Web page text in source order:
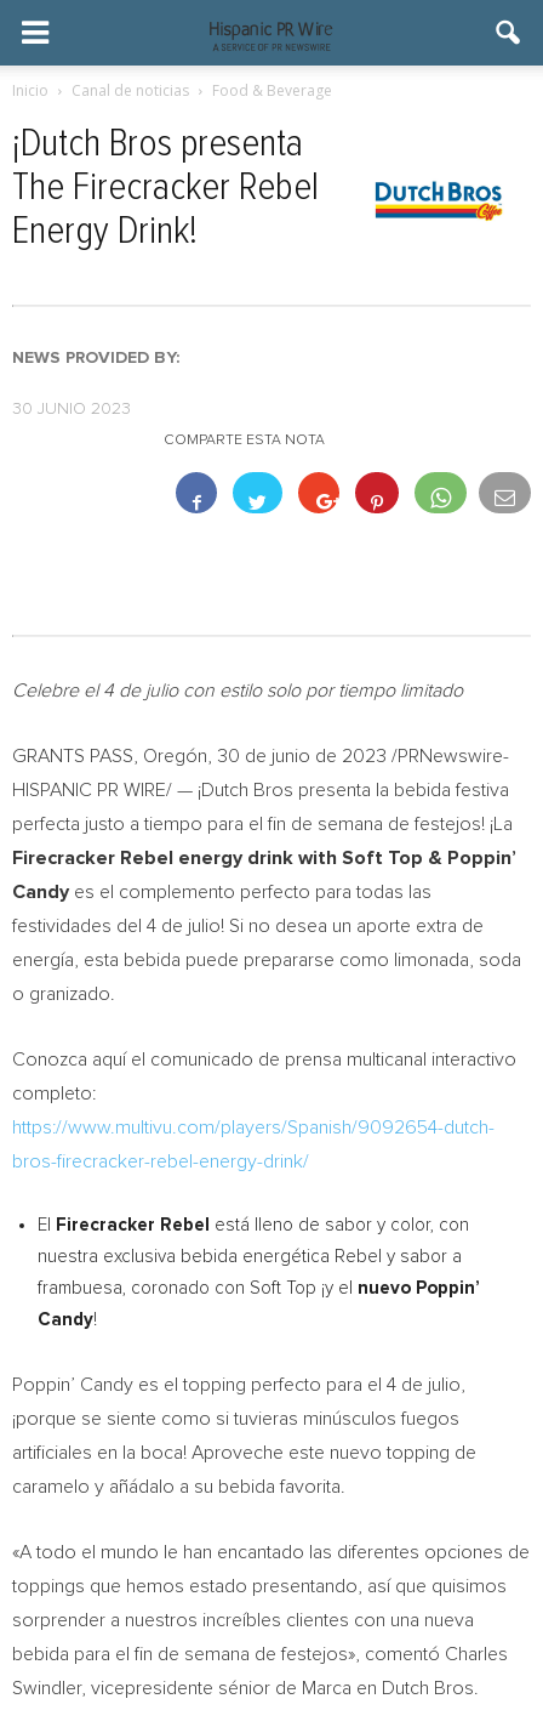
Inicio Canal de noticias Food & Beverage
¡Dutch Bros presenta
The Firecracker Rebel
Energy Drink!
NEWS PROVIDED BY:
30 JUNIO 2023
COMPARTE ESTA NOTA
Celebre el 4 de julio con estilo solo por tiempo limitado
GRANTS PASS, Oregón 30 de junio de 2023 /PRNewswire-
HISPANIC PR WIRE/ — ¡Dutch Bros presenta la bebida festiva
perfecta justo a tiempo para el fin de semana de festejos! ¡La
Firecracker Rebel energy drink with Soft Top & Poppin’
Candy es el complemento perfecto para todas las
festividades del 4 de julio! Si no desea un aporte extra de
energía, esta bebida puede prepararse como limonada, soda
o granizado.
Conozca aquí el comunicado de prensa multicanal interactivo
completo:
https://www.multivu.com/players/Spanish/9092654-dutch-
bros-firecracker-rebel-energy-drink/
El Firecracker Rebel
está lleno de sabor y color, con
nuestra exclusiva bebida energética Rebel y sabor a
frambuesa, coronado con Soft Top ¡y el nuevo Poppin’
Candy!
Poppin’ Candy es el topping perfecto para el 4 de julio,
¡porque se siente como si tuvieras minúsculos fuegos
artificiales en la boca! Aproveche este nuevo topping de
caramelo y añádalo a su bebida favorita.
«A todo el mundo le han encantado las diferentes opciones de
toppings que hemos estado presentando, así que quisimos
sorprender a nuestros increíbles clientes con una nueva
bebida para el fin de semana de festejos», comentó Charles
Swindler, vicepresidente sénior de Marca en Dutch Bros.